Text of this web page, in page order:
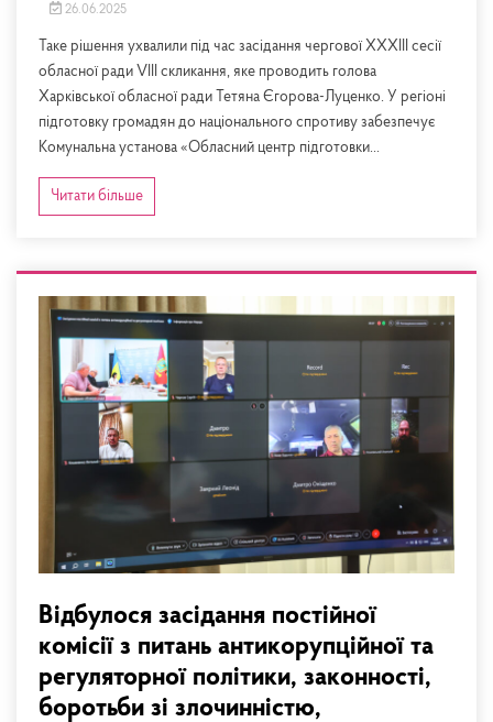
26.06.2025
Таке рішення ухвалили під час засідання чергової XХХІІІ сесії
обласної ради VIII скликання, яке проводить голова
Харківської обласної ради Тетяна Єгорова-Луценко. У регіоні
підготовку громадян до національного спротиву забезпечує
Комунальна установа «Обласний центр підготовки...
Читати більше
Відбулося засідання постійної
комісії з питань антикорупційної та
регуляторної політики, законності,
боротьби зі злочинністю,